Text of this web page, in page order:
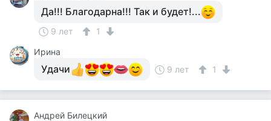
Да!!! Благодарна!!! Так и будет!...
9 лет
1
Ирина
Удачи 9 лет 1
Андрей Билецкий